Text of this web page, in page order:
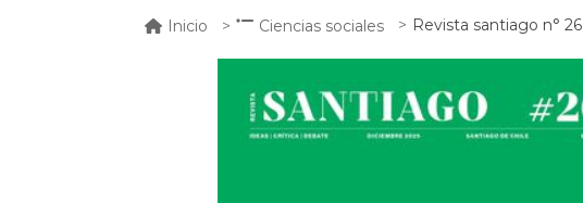
Inicio Ciencias sociales Revista santiago n° 26